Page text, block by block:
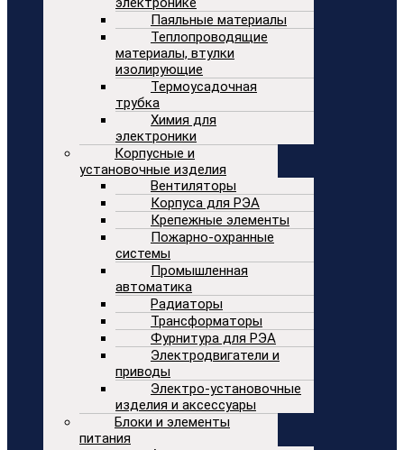
Паяльные материалы
Теплопроводящие
материалы, втулки
изолирующие
Термоусадочная
трубка
Химия для
электроники
Корпусные и
установочные изделия
Вентиляторы
Корпуса для РЭА
Крепежные элементы
Пожарно-охранные
системы
Промышленная
автоматика
Радиаторы
Трансформаторы
Фурнитура для РЭА
Электродвигатели и
приводы
Электро-установочные
изделия и аксессуары
Блоки и элементы
питания